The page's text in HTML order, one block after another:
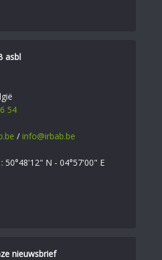
asbl
54
/ info@irbab.be
50°48'12" N - 04°57'00" E
nieuwsbrief